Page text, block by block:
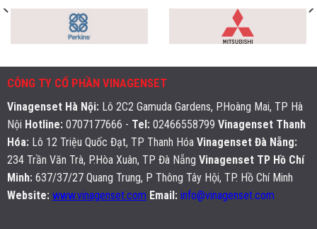
CÔNG TY CỔ PHẦN VINAGENSET
Vinagenset Hà Nội: Lô 2C2 Gamuda Gardens, P.Hoàng Mai, TP Hà
Nội Hotline: 0707177666 - Tel:02466558799 Vinagenset Thanh
Hóa: Lô 12 Triệu Quốc Đạt, TP Thanh Hóa Vinagenset Đà Nẵng:
234 Trần Văn Trà, P.Hòa Xuân, TP Đà Nẵng Vinagenset TP Hồ Chí
Minh: 637/37/27 Quang Trung, P Thông Tây Hội, TP. Hồ Chí Minh
Website: www.vinagenset.com Email: info@vinagenset.com